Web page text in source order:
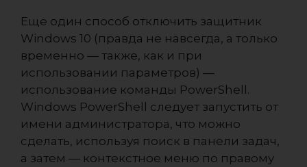
Еще один способ отключить защитник
Windows 10 (правда не навсегда, а только
временно — также, как и при
использовании параметров) —
использование команды PowerShell.
Windows PowerShell следует запустить от
имени администратора, что можно
сделать, используя поиск в панели задач,
а затем — контекстное меню по правому